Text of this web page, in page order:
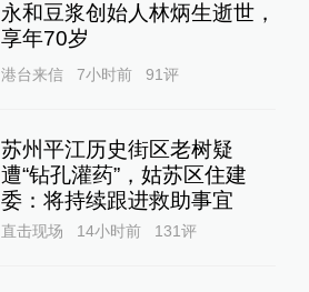
永和豆浆创始人林炳生逝世，
享年70岁
港台来信 7小时前 91评
苏州平江历史街区老树疑
遭“钻孔灌药”，姑苏区住建
委：将持续跟进救助事宜
直击现场 14小时前 131评